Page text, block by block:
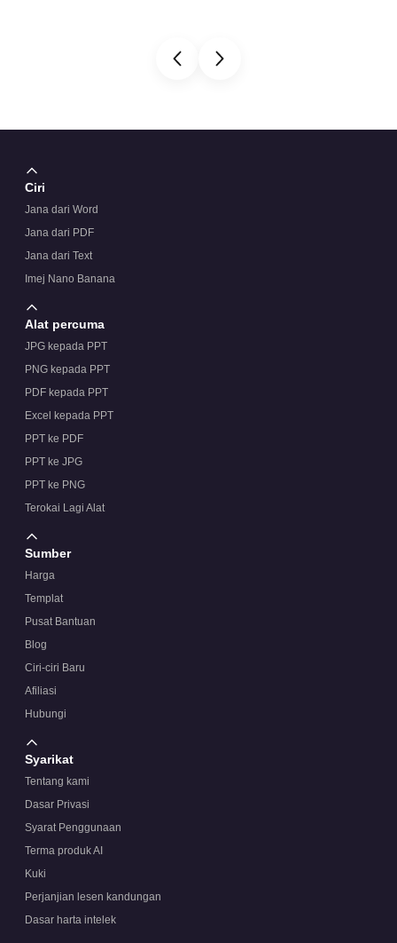
Ciri
Jana dari Word
Jana dari PDF
Jana dari Text
Imej Nano Banana
Alat percuma
JPG kepada PPT
PNG kepada PPT
PDF kepada PPT
Excel kepada PPT
PPT ke PDF
PPT ke JPG
PPT ke PNG
Terokai Lagi Alat
Sumber
Harga
Templat
Pusat Bantuan
Blog
Ciri-ciri Baru
Afiliasi
Hubungi
Syarikat
Tentang kami
Dasar Privasi
Syarat Penggunaan
Terma produk AI
Kuki
Perjanjian lesen kandungan
Dasar harta intelek